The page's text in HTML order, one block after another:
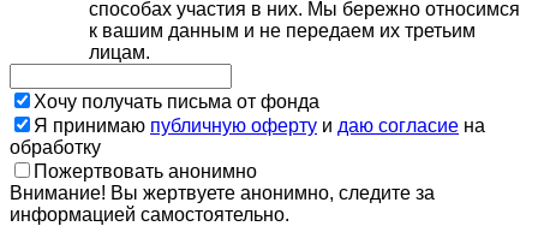
способах участия в них. Мы бережно относимся
к вашим данным и не передаем их третьим
лицам.
Хочу получать письма от фонда
Я принимаю публичную оферту и даю согласие на
обработку
Пожертвовать анонимно
Внимание! Вы жертвуете анонимно, следите за
информацией самостоятельно.